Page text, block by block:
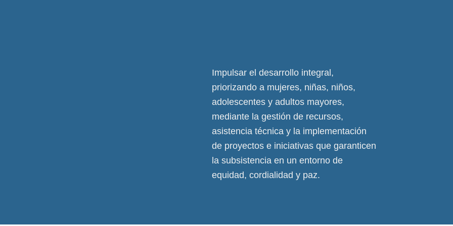
Impulsar el desarrollo integral,
priorizando a mujeres, niñas, niños,
adolescentes y adultos mayores,
mediante la gestión de recursos,
asistencia técnica y la implementación
de proyectos e iniciativas que garanticen
la subsistencia en un entorno de
equidad, cordialidad y paz.